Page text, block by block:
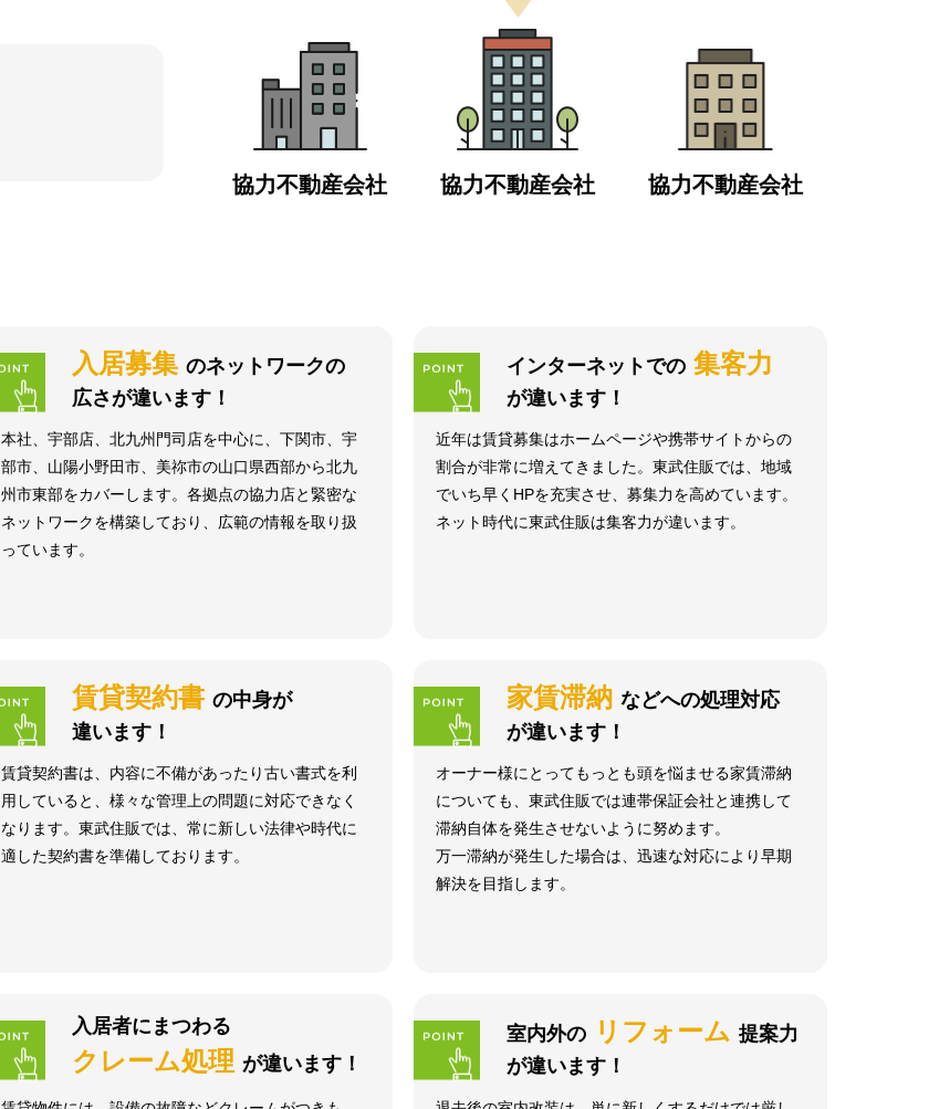
協力不動産会社 協力不動産会社 協力不動産会社
入居募集 のネットワークの
広さが違います！
本社、宇部店、北九州門司店を中心に、下関市、宇
部市、山陽小野田市、美祢市の山口県西部から北九
州市東部をカバーします。各拠点の協力店と緊密な
ネットワークを構築しており、広範の情報を取り扱
っています。
インターネットでの 集客力
が違います！
近年は賃貸募集はホームページや携帯サイトからの
割合が非常に増えてきました。東武住販では、地域
でいち早くHPを充実させ、募集力を高めています。
ネット時代に東武住販は集客力が違います。
賃貸契約書 の中身が
違います！
賃貸契約書は、内容に不備があったり古い書式を利
用していると、様々な管理上の問題に対応できなく
なります。東武住販では、常に新しい法律や時代に
適した契約書を準備しております。
家賃滞納 などへの処理対応
が違います！
オーナー様にとってもっとも頭を悩ませる家賃滞納
についても、東武住販では連帯保証会社と連携して
滞納自体を発生させないように努めます。
万一滞納が発生した場合は、迅速な対応により早期
解決を目指します。
入居者にまつわる
クレーム処理 が違います！
室内外の リフォーム 提案力
が違います！